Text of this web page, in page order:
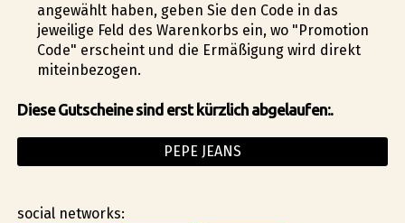
angewählt haben, geben Sie den Code in das
jeweilige Feld des Warenkorbs ein, wo "Promotion
Code" erscheint und die Ermäßigung wird direkt
miteinbezogen.
Diese Gutscheine sind erst kürzlich abgelaufen:.
PEPE JEANS
social networks: